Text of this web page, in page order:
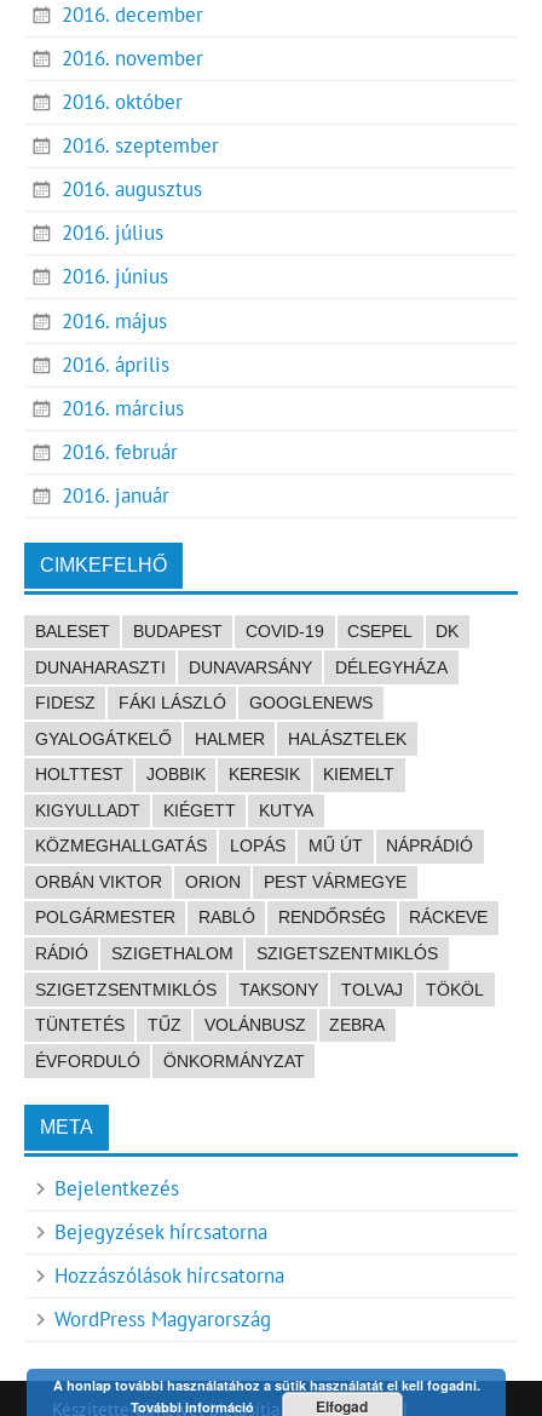
2016. december
2016. november
2016. október
2016. szeptember
2016. augusztus
2016. július
2016. június
2016. május
2016. április
2016. március
2016. február
2016. január
CIMKEFELHŐ
BALESET BUDAPEST COVID-19 CSEPEL
DK
DUNAHARASZTI
DUNAVARSÁNY
DÉLEGYHÁZA
FIDESZ
FÁKI LÁSZLÓ
GOOGLENEWS
GYALOGÁTKELŐ
HALMER
HALÁSZTELEK
HOLTTEST
JOBBIK KERESIK
KIEMELT
KIGYULLADT
KIÉGETT
KUTYA
KÖZMEGHALLGATÁS
LOPÁS MŰ ÚT
NÁPRÁDIÓ
ORBÁN VIKTOR
ORION
PEST VÁRMEGYE
POLGÁRMESTER
RABLÓ RENDŐRSÉG
RÁCKEVE
RÁDIÓ
SZIGETHALOM
SZIGETSZENTMIKLÓS
SZIGETZSENTMIKLÓS
TAKSONY TOLVAJ
TÖKÖL
TÜNTETÉS
TŰZ VOLÁNBUSZ
ZEBRA
ÉVFORDULÓ
ÖNKORMÁNYZAT
META
Bejelentkezés
Bejegyzések hírcsatorna
Hozzászólások hírcsatorna
WordPress Magyarország
Készítette-tárhelyet biztosítja HDR technet |
A honlap további használatához a sütik használatát el kell fogadni.
További információ
Elfogad